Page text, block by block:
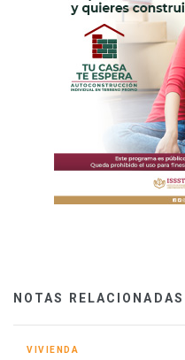
NOTAS RELACIONADAS
VIVIENDA